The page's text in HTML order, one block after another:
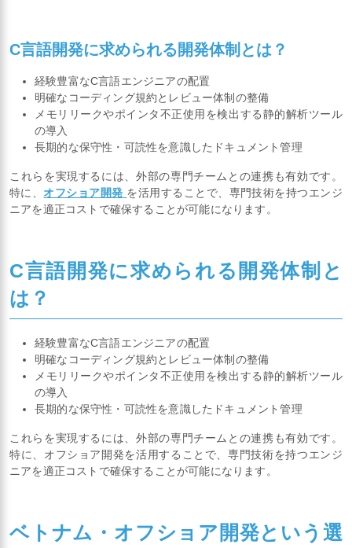
C言語開発に求められる開発体制とは？
経験豊富なC言語エンジニアの配置
明確なコーディング規約とレビュー体制の整備
メモリリークやポインタ不正使用を検出する静的解析ツール
の導入
長期的な保守性・可読性を意識したドキュメント管理
これらを実現するには、外部の専門チームとの連携も有効です。
特に、オフショア開発 を活用することで、専門技術を持つエンジ
ニアを適正コストで確保することが可能になります。
C言語開発に求められる開発体制と
は？
経験豊富なC言語エンジニアの配置
明確なコーディング規約とレビュー体制の整備
メモリリークやポインタ不正使用を検出する静的解析ツール
の導入
長期的な保守性・可読性を意識したドキュメント管理
これらを実現するには、外部の専門チームとの連携も有効です。
特に、オフショア開発を活用することで、専門技術を持つエンジ
ニアを適正コストで確保することが可能になります。
ベトナム・オフショア開発という選